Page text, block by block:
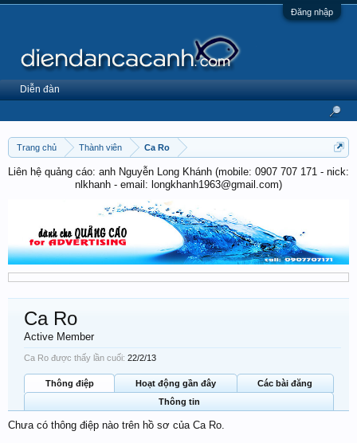
Đăng nhập
Trang chủ Thành viên Ca Ro
Liên hệ quảng cáo: anh Nguyễn Long Khánh (mobile: 0907 707 171 - nick:
nlkhanh - email: longkhanh1963@gmail.com)
Ca Ro
Active Member
Ca Ro được thấy lần cuối: 22/2/13
Thông điệp Hoạt động gần đây
Các bài đăng
Thông tin
Chưa có thông điệp nào trên hồ sơ của Ca Ro.
Diễn đàn